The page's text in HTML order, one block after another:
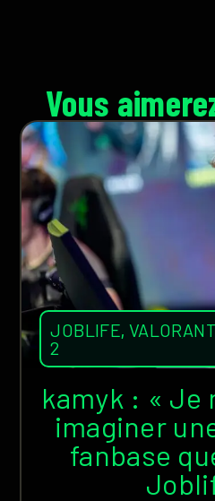
Vous
JOBLIFE,VALORANT
2
kamyk : « Je
imaginer
fanbase